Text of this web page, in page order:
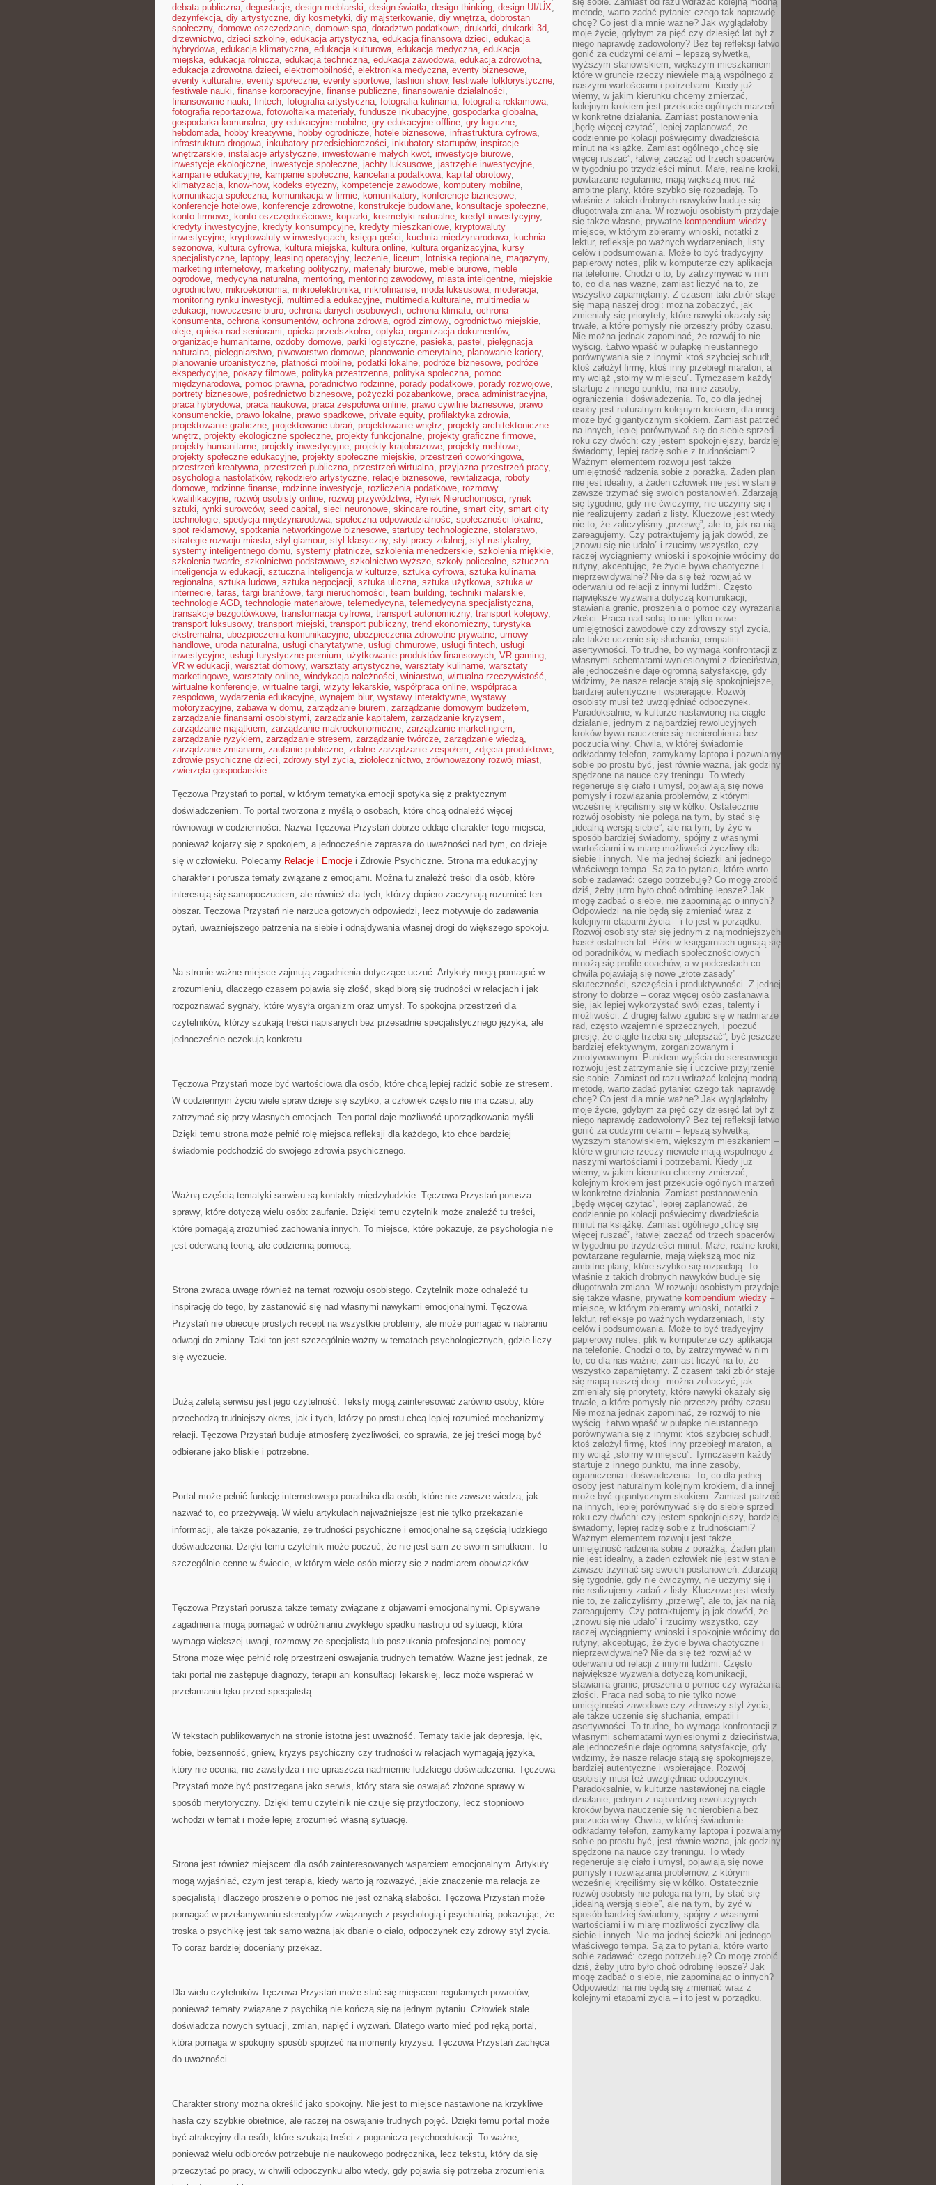
debata publiczna, degustacje, design meblarski, design światła, design thinking, design UI/UX,
dezynfekcja, diy artystyczne, diy kosmetyki, diy majsterkowanie, diy wnętrza, dobrostan
społeczny, domowe oszczędzanie, domowe spa, doradztwo podatkowe, drukarki, drukarki 3d,
drzewnictwo, dzieci szkolne, edukacja artystyczna, edukacja finansowa dzieci, edukacja
hybrydowa, edukacja klimatyczna, edukacja kulturowa, edukacja medyczna, edukacja
miejska, edukacja rolnicza, edukacja techniczna, edukacja zawodowa, edukacja zdrowotna,
edukacja zdrowotna dzieci, elektromobilność, elektronika medyczna, eventy biznesowe,
eventy kulturalne, eventy społeczne, eventy sportowe, fashion show, festiwale folklorystyczne,
festiwale nauki, finanse korporacyjne, finanse publiczne, finansowanie działalności,
finansowanie nauki, fintech, fotografia artystyczna, fotografia kulinarna, fotografia reklamowa,
fotografia reportażowa, fotowoltaika materiały, fundusze inkubacyjne, gospodarka globalna,
gospodarka komunalna, gry edukacyjne mobilne, gry edukacyjne offline, gry logiczne,
hebdomada, hobby kreatywne, hobby ogrodnicze, hotele biznesowe, infrastruktura cyfrowa,
infrastruktura drogowa, inkubatory przedsiębiorczości, inkubatory startupów, inspiracje
wnętrzarskie, instalacje artystyczne, inwestowanie małych kwot, inwestycje biurowe,
inwestycje ekologiczne, inwestycje społeczne, jachty luksusowe, jastrzębie inwestycyjne,
kampanie edukacyjne, kampanie społeczne, kancelaria podatkowa, kapitał obrotowy,
klimatyzacja, know-how, kodeks etyczny, kompetencje zawodowe, komputery mobilne,
komunikacja społeczna, komunikacja w firmie, komunikatory, konferencje biznesowe,
konferencje hotelowe, konferencje zdrowotne, konstrukcje budowlane, konsultacje społeczne,
konto firmowe, konto oszczędnościowe, kopiarki, kosmetyki naturalne, kredyt inwestycyjny,
kredyty inwestycyjne, kredyty konsumpcyjne, kredyty mieszkaniowe, kryptowaluty
inwestycyjne, kryptowaluty w inwestycjach, księga gości, kuchnia międzynarodowa, kuchnia
sezonowa, kultura cyfrowa, kultura miejska, kultura online, kultura organizacyjna, kursy
specjalistyczne, laptopy, leasing operacyjny, leczenie, liceum, lotniska regionalne, magazyny,
marketing internetowy, marketing polityczny, materiały biurowe, meble biurowe, meble
ogrodowe, medycyna naturalna, mentoring, mentoring zawodowy, miasta inteligentne, miejskie
ogrodnictwo, mikroekonomia, mikroelektronika, mikrofinanse, moda luksusowa, moderacja,
monitoring rynku inwestycji, multimedia edukacyjne, multimedia kulturalne, multimedia w
edukacji, nowoczesne biuro, ochrona danych osobowych, ochrona klimatu, ochrona
konsumenta, ochrona konsumentów, ochrona zdrowia, ogród zimowy, ogrodnictwo miejskie,
oleje, opieka nad seniorami, opieka przedszkolna, optyka, organizacja dokumentów,
organizacje humanitarne, ozdoby domowe, parki logistyczne, pasieka, pastel , pielęgnacja
naturalna, pielęgniarstwo, piwowarstwo domowe, planowanie emerytalne, planowanie kariery,
planowanie urbanistyczne, płatności mobilne, podatki lokalne, podróże biznesowe, podróże
ekspedycyjne, pokazy filmowe, polityka przestrzenna, polityka społeczna, pomoc
międzynarodowa, pomoc prawna, poradnictwo rodzinne, porady podatkowe, porady rozwojowe,
portrety biznesowe, pośrednictwo biznesowe, pożyczki pozabankowe, praca administracyjna,
praca hybrydowa, praca naukowa, praca zespołowa online, prawo cywilne biznesowe, prawo
konsumenckie, prawo lokalne, prawo spadkowe, private equity, profilaktyka zdrowia,
projektowanie graficzne, projektowanie ubrań, projektowanie wnętrz, projekty architektoniczne
wnętrz, projekty ekologiczne społeczne, projekty funkcjonalne, projekty graficzne firmowe,
projekty humanitarne, projekty inwestycyjne, projekty krajobrazowe, projekty meblowe,
projekty społeczne edukacyjne, projekty społeczne miejskie, przestrzeń coworkingowa,
przestrzeń kreatywna, przestrzeń publiczna, przestrzeń wirtualna, przyjazna przestrzeń pracy,
psychologia nastolatków, rękodzieło artystyczne, relacje biznesowe, rewitalizacja, roboty
domowe, rodzinne finanse, rodzinne inwestycje, rozliczenia podatkowe, rozmowy
kwalifikacyjne, rozwój osobisty online, rozwój przywództwa, Rynek Nieruchomości, rynek
sztuki, rynki surowców, seed capital , sieci neuronowe, skincare routine, smart city, smart city
technologie, spedycja międzynarodowa, społeczna odpowiedzialność, społeczności lokalne,
spot reklamowy, spotkania networkingowe biznesowe, startupy technologiczne, stolarstwo,
strategie rozwoju miasta, styl glamour, styl klasyczny, styl pracy zdalnej, styl rustykalny,
systemy inteligentnego domu, systemy płatnicze, szkolenia menedżerskie, szkolenia miękkie,
szkolenia twarde, szkolnictwo podstawowe, szkolnictwo wyższe, szkoły policealne, sztuczna
inteligencja w edukacji, sztuczna inteligencja w kulturze, sztuka cyfrowa, sztuka kulinarna
regionalna, sztuka ludowa, sztuka negocjacji, sztuka uliczna, sztuka użytkowa, sztuka w
internecie, taras, targi branżowe, targi nieruchomości, team building, techniki malarskie,
technologie AGD, technologie materiałowe, telemedycyna, telemedycyna specjalistyczna,
transakcje bezgotówkowe, transformacja cyfrowa, transport autonomiczny, transport kolejowy,
transport luksusowy, transport miejski, transport publiczny, trend ekonomiczny, turystyka
ekstremalna, ubezpieczenia komunikacyjne, ubezpieczenia zdrowotne prywatne, umowy
handlowe, uroda naturalna, usługi charytatywne, usługi chmurowe, usługi fintech, usługi
inwestycyjne, usługi turystyczne premium, użytkowanie produktów finansowych, VR gaming,
VR w edukacji, warsztat domowy, warsztaty artystyczne, warsztaty kulinarne, warsztaty
marketingowe, warsztaty online, windykacja należności, winiarstwo, wirtualna rzeczywistość,
wirtualne konferencje, wirtualne targi, wizyty lekarskie, współpraca online, współpraca
zespołowa, wydarzenia edukacyjne, wynajem biur, wystawy interaktywne, wystawy
motoryzacyjne, zabawa w domu, zarządzanie biurem, zarządzanie domowym budżetem,
zarządzanie finansami osobistymi, zarządzanie kapitałem, zarządzanie kryzysem,
zarządzanie majątkiem, zarządzanie makroekonomiczne, zarządzanie marketingiem,
zarządzanie ryzykiem, zarządzanie stresem, zarządzanie twórcze, zarządzanie wiedzą,
zarządzanie zmianami, zaufanie publiczne, zdalne zarządzanie zespołem, zdjęcia produktowe,
zdrowie psychiczne dzieci, zdrowy styl życia, ziołolecznictwo, zrównoważony rozwój miast,
zwierzęta gospodarskie
Tęczowa Przystań to portal, w którym tematyka emocji spotyka się z praktycznym
doświadczeniem. To portal tworzona z myślą o osobach, które chcą odnaleźć więcej
równowagi w codzienności. Nazwa Tęczowa Przystań dobrze oddaje charakter tego miejsca,
ponieważ kojarzy się z spokojem, a jednocześnie zaprasza do uważności nad tym, co dzieje
się w człowieku. Polecamy Relacje i Emocje i Zdrowie Psychiczne. Strona ma edukacyjny
charakter i porusza tematy związane z emocjami. Można tu znaleźć treści dla osób, które
interesują się samopoczuciem, ale również dla tych, którzy dopiero zaczynają rozumieć ten
obszar. Tęczowa Przystań nie narzuca gotowych odpowiedzi, lecz motywuje do zadawania
pytań, uważniejszego patrzenia na siebie i odnajdywania własnej drogi do większego spokoju.
Na stronie ważne miejsce zajmują zagadnienia dotyczące uczuć. Artykuły mogą pomagać w
zrozumieniu, dlaczego czasem pojawia się złość, skąd biorą się trudności w relacjach i jak
rozpoznawać sygnały, które wysyła organizm oraz umysł. To spokojna przestrzeń dla
czytelników, którzy szukają treści napisanych bez przesadnie specjalistycznego języka, ale
jednocześnie oczekują konkretu.
Tęczowa Przystań może być wartościowa dla osób, które chcą lepiej radzić sobie ze stresem.
W codziennym życiu wiele spraw dzieje się szybko, a człowiek często nie ma czasu, aby
zatrzymać się przy własnych emocjach. Ten portal daje możliwość uporządkowania myśli.
Dzięki temu strona może pełnić rolę miejsca refleksji dla każdego, kto chce bardziej
świadomie podchodzić do swojego zdrowia psychicznego.
Ważną częścią tematyki serwisu są kontakty międzyludzkie. Tęczowa Przystań porusza
sprawy, które dotyczą wielu osób: zaufanie. Dzięki temu czytelnik może znaleźć tu treści,
które pomagają zrozumieć zachowania innych. To miejsce, które pokazuje, że psychologia nie
jest oderwaną teorią, ale codzienną pomocą.
Strona zwraca uwagę również na temat rozwoju osobistego. Czytelnik może odnaleźć tu
inspirację do tego, by zastanowić się nad własnymi nawykami emocjonalnymi. Tęczowa
Przystań nie obiecuje prostych recept na wszystkie problemy, ale może pomagać w nabraniu
odwagi do zmiany. Taki ton jest szczególnie ważny w tematach psychologicznych, gdzie liczy
się wyczucie.
Dużą zaletą serwisu jest jego czytelność. Teksty mogą zainteresować zarówno osoby, które
przechodzą trudniejszy okres, jak i tych, którzy po prostu chcą lepiej rozumieć mechanizmy
relacji. Tęczowa Przystań buduje atmosferę życzliwości, co sprawia, że jej treści mogą być
odbierane jako bliskie i potrzebne.
Portal może pełnić funkcję internetowego poradnika dla osób, które nie zawsze wiedzą, jak
nazwać to, co przeżywają. W wielu artykułach najważniejsze jest nie tylko przekazanie
informacji, ale także pokazanie, że trudności psychiczne i emocjonalne są częścią ludzkiego
doświadczenia. Dzięki temu czytelnik może poczuć, że nie jest sam ze swoim smutkiem. To
szczególnie cenne w świecie, w którym wiele osób mierzy się z nadmiarem obowiązków.
Tęczowa Przystań porusza także tematy związane z objawami emocjonalnymi. Opisywane
zagadnienia mogą pomagać w odróżnianiu zwykłego spadku nastroju od sytuacji, która
wymaga większej uwagi, rozmowy ze specjalistą lub poszukania profesjonalnej pomocy.
Strona może więc pełnić rolę przestrzeni oswajania trudnych tematów. Ważne jest jednak, że
taki portal nie zastępuje diagnozy, terapii ani konsultacji lekarskiej, lecz może wspierać w
przełamaniu lęku przed specjalistą.
W tekstach publikowanych na stronie istotna jest uważność. Tematy takie jak depresja, lęk,
fobie, bezsenność, gniew, kryzys psychiczny czy trudności w relacjach wymagają języka,
który nie ocenia, nie zawstydza i nie upraszcza nadmiernie ludzkiego doświadczenia. Tęczowa
Przystań może być postrzegana jako serwis, który stara się oswajać złożone sprawy w
sposób merytoryczny. Dzięki temu czytelnik nie czuje się przytłoczony, lecz stopniowo
wchodzi w temat i może lepiej zrozumieć własną sytuację.
Strona jest również miejscem dla osób zainteresowanych wsparciem emocjonalnym. Artykuły
mogą wyjaśniać, czym jest terapia, kiedy warto ją rozważyć, jakie znaczenie ma relacja ze
specjalistą i dlaczego proszenie o pomoc nie jest oznaką słabości. Tęczowa Przystań może
pomagać w przełamywaniu stereotypów związanych z psychologią i psychiatrią, pokazując, że
troska o psychikę jest tak samo ważna jak dbanie o ciało, odpoczynek czy zdrowy styl życia.
To coraz bardziej doceniany przekaz.
Dla wielu czytelników Tęczowa Przystań może stać się miejscem regularnych powrotów,
ponieważ tematy związane z psychiką nie kończą się na jednym pytaniu. Człowiek stale
doświadcza nowych sytuacji, zmian, napięć i wyzwań. Dlatego warto mieć pod ręką portal,
która pomaga w spokojny sposób spojrzeć na momenty kryzysu. Tęczowa Przystań zachęca
do uważności.
Charakter strony można określić jako spokojny. Nie jest to miejsce nastawione na krzykliwe
hasła czy szybkie obietnice, ale raczej na oswajanie trudnych pojęć. Dzięki temu portal może
być atrakcyjny dla osób, które szukają treści z pogranicza psychoedukacji. To ważne,
ponieważ wielu odbiorców potrzebuje nie naukowego podręcznika, lecz tekstu, który da się
przeczytać po pracy, w chwili odpoczynku albo wtedy, gdy pojawia się potrzeba zrozumienia
metodę, warto zadać pytanie: czego tak naprawdę
chcę? Co jest dla mnie ważne? Jak wyglądałoby
moje życie, gdybym za pięć czy dziesięć lat był z
niego naprawdę zadowolony? Bez tej refleksji łatwo
gonić za cudzymi celami – lepszą sylwetką,
wyższym stanowiskiem, większym mieszkaniem –
które w gruncie rzeczy niewiele mają wspólnego z
naszymi wartościami i potrzebami. Kiedy już
wiemy, w jakim kierunku chcemy zmierzać,
kolejnym krokiem jest przekucie ogólnych marzeń
w konkretne działania. Zamiast postanowienia
„będę więcej czytać”, lepiej zaplanować, że
codziennie po kolacji poświęcimy dwadzieścia
minut na książkę. Zamiast ogólnego „chcę się
więcej ruszać”, łatwiej zacząć od trzech spacerów
w tygodniu po trzydzieści minut. Małe, realne kroki,
powtarzane regularnie, mają większą moc niż
ambitne plany, które szybko się rozpadają. To
właśnie z takich drobnych nawyków buduje się
długotrwała zmiana. W rozwoju osobistym przydaje
się także własne, prywatne kompendium wiedzy –
miejsce, w którym zbieramy wnioski, notatki z
lektur, refleksje po ważnych wydarzeniach, listy
celów i podsumowania. Może to być tradycyjny
papierowy notes, plik w komputerze czy aplikacja
na telefonie. Chodzi o to, by zatrzymywać w nim
to, co dla nas ważne, zamiast liczyć na to, że
wszystko zapamiętamy. Z czasem taki zbiór staje
się mapą naszej drogi: można zobaczyć, jak
zmieniały się priorytety, które nawyki okazały się
trwałe, a które pomysły nie przeszły próby czasu.
Nie można jednak zapominać, że rozwój to nie
wyścig. Łatwo wpaść w pułapkę nieustannego
porównywania się z innymi: ktoś szybciej schudł,
ktoś założył firmę, ktoś inny przebiegł maraton, a
my wciąż „stoimy w miejscu”. Tymczasem każdy
startuje z innego punktu, ma inne zasoby,
ograniczenia i doświadczenia. To, co dla jednej
osoby jest naturalnym kolejnym krokiem, dla innej
może być gigantycznym skokiem. Zamiast patrzeć
na innych, lepiej porównywać się do siebie sprzed
roku czy dwóch: czy jestem spokojniejszy, bardziej
świadomy, lepiej radzę sobie z trudnościami?
Ważnym elementem rozwoju jest także
umiejętność radzenia sobie z porażką. Żaden plan
nie jest idealny, a żaden człowiek nie jest w stanie
zawsze trzymać się swoich postanowień. Zdarzają
się tygodnie, gdy nie ćwiczymy, nie uczymy się i
nie realizujemy zadań z listy. Kluczowe jest wtedy
nie to, że zaliczyliśmy „przerwę”, ale to, jak na nią
zareagujemy. Czy potraktujemy ją jak dowód, że
„znowu się nie udało” i rzucimy wszystko, czy
raczej wyciągniemy wnioski i spokojnie wrócimy do
rutyny, akceptując, że życie bywa chaotyczne i
nieprzewidywalne? Nie da się też rozwijać w
oderwaniu od relacji z innymi ludźmi. Często
największe wyzwania dotyczą komunikacji,
stawiania granic, proszenia o pomoc czy wyrażania
złości. Praca nad sobą to nie tylko nowe
umiejętności zawodowe czy zdrowszy styl życia,
ale także uczenie się słuchania, empatii i
asertywności. To trudne, bo wymaga konfrontacji z
własnymi schematami wyniesionymi z dzieciństwa,
ale jednocześnie daje ogromną satysfakcję, gdy
widzimy, że nasze relacje stają się spokojniejsze,
bardziej autentyczne i wspierające. Rozwój
osobisty musi też uwzględniać odpoczynek.
Paradoksalnie, w kulturze nastawionej na ciągłe
działanie, jednym z najbardziej rewolucyjnych
kroków bywa nauczenie się nicnierobienia bez
poczucia winy. Chwila, w której świadomie
odkładamy telefon, zamykamy laptopa i pozwalamy
sobie po prostu być, jest równie ważna, jak godziny
spędzone na nauce czy treningu. To wtedy
regeneruje się ciało i umysł, pojawiają się nowe
pomysły i rozwiązania problemów, z którymi
wcześniej kręciliśmy się w kółko. Ostatecznie
rozwój osobisty nie polega na tym, by stać się
„idealną wersją siebie”, ale na tym, by żyć w
sposób bardziej świadomy, spójny z własnymi
wartościami i w miarę możliwości życzliwy dla
siebie i innych. Nie ma jednej ścieżki ani jednego
właściwego tempa. Są za to pytania, które warto
sobie zadawać: czego potrzebuję? Co mogę zrobić
dziś, żeby jutro było choć odrobinę lepsze? Jak
mogę zadbać o siebie, nie zapominając o innych?
Odpowiedzi na nie będą się zmieniać wraz z
kolejnymi etapami życia – i to jest w porządku.
Rozwój osobisty stał się jednym z najmodniejszych
haseł ostatnich lat. Półki w księgarniach uginają się
od poradników, w mediach społecznościowych
mnożą się profile coachów, a w podcastach co
chwila pojawiają się nowe „złote zasady”
skuteczności, szczęścia i produktywności. Z jednej
strony to dobrze – coraz więcej osób zastanawia
się, jak lepiej wykorzystać swój czas, talenty i
możliwości. Z drugiej łatwo zgubić się w nadmiarze
rad, często wzajemnie sprzecznych, i poczuć
presję, że ciągle trzeba się „ulepszać”, być jeszcze
bardziej efektywnym, zorganizowanym i
zmotywowanym. Punktem wyjścia do sensownego
rozwoju jest zatrzymanie się i uczciwe przyjrzenie
się sobie. Zamiast od razu wdrażać kolejną modną
metodę, warto zadać pytanie: czego tak naprawdę
chcę? Co jest dla mnie ważne? Jak wyglądałoby
moje życie, gdybym za pięć czy dziesięć lat był z
niego naprawdę zadowolony? Bez tej refleksji łatwo
gonić za cudzymi celami – lepszą sylwetką,
wyższym stanowiskiem, większym mieszkaniem –
które w gruncie rzeczy niewiele mają wspólnego z
naszymi wartościami i potrzebami. Kiedy już
wiemy, w jakim kierunku chcemy zmierzać,
kolejnym krokiem jest przekucie ogólnych marzeń
w konkretne działania. Zamiast postanowienia
„będę więcej czytać”, lepiej zaplanować, że
codziennie po kolacji poświęcimy dwadzieścia
minut na książkę. Zamiast ogólnego „chcę się
więcej ruszać”, łatwiej zacząć od trzech spacerów
w tygodniu po trzydzieści minut. Małe, realne kroki,
powtarzane regularnie, mają większą moc niż
ambitne plany, które szybko się rozpadają. To
właśnie z takich drobnych nawyków buduje się
długotrwała zmiana. W rozwoju osobistym przydaje
się także własne, prywatne kompendium wiedzy –
miejsce, w którym zbieramy wnioski, notatki z
lektur, refleksje po ważnych wydarzeniach, listy
celów i podsumowania. Może to być tradycyjny
papierowy notes, plik w komputerze czy aplikacja
na telefonie. Chodzi o to, by zatrzymywać w nim
to, co dla nas ważne, zamiast liczyć na to, że
wszystko zapamiętamy. Z czasem taki zbiór staje
się mapą naszej drogi: można zobaczyć, jak
zmieniały się priorytety, które nawyki okazały się
trwałe, a które pomysły nie przeszły próby czasu.
Nie można jednak zapominać, że rozwój to nie
wyścig. Łatwo wpaść w pułapkę nieustannego
porównywania się z innymi: ktoś szybciej schudł,
ktoś założył firmę, ktoś inny przebiegł maraton, a
my wciąż „stoimy w miejscu”. Tymczasem każdy
startuje z innego punktu, ma inne zasoby,
ograniczenia i doświadczenia. To, co dla jednej
osoby jest naturalnym kolejnym krokiem, dla innej
może być gigantycznym skokiem. Zamiast patrzeć
na innych, lepiej porównywać się do siebie sprzed
roku czy dwóch: czy jestem spokojniejszy, bardziej
świadomy, lepiej radzę sobie z trudnościami?
Ważnym elementem rozwoju jest także
umiejętność radzenia sobie z porażką. Żaden plan
nie jest idealny, a żaden człowiek nie jest w stanie
zawsze trzymać się swoich postanowień. Zdarzają
się tygodnie, gdy nie ćwiczymy, nie uczymy się i
nie realizujemy zadań z listy. Kluczowe jest wtedy
nie to, że zaliczyliśmy „przerwę”, ale to, jak na nią
zareagujemy. Czy potraktujemy ją jak dowód, że
„znowu się nie udało” i rzucimy wszystko, czy
raczej wyciągniemy wnioski i spokojnie wrócimy do
rutyny, akceptując, że życie bywa chaotyczne i
nieprzewidywalne? Nie da się też rozwijać w
oderwaniu od relacji z innymi ludźmi. Często
największe wyzwania dotyczą komunikacji,
stawiania granic, proszenia o pomoc czy wyrażania
złości. Praca nad sobą to nie tylko nowe
umiejętności zawodowe czy zdrowszy styl życia,
ale także uczenie się słuchania, empatii i
asertywności. To trudne, bo wymaga konfrontacji z
własnymi schematami wyniesionymi z dzieciństwa,
ale jednocześnie daje ogromną satysfakcję, gdy
widzimy, że nasze relacje stają się spokojniejsze,
bardziej autentyczne i wspierające. Rozwój
osobisty musi też uwzględniać odpoczynek.
Paradoksalnie, w kulturze nastawionej na ciągłe
działanie, jednym z najbardziej rewolucyjnych
kroków bywa nauczenie się nicnierobienia bez
poczucia winy. Chwila, w której świadomie
odkładamy telefon, zamykamy laptopa i pozwalamy
sobie po prostu być, jest równie ważna, jak godziny
spędzone na nauce czy treningu. To wtedy
regeneruje się ciało i umysł, pojawiają się nowe
pomysły i rozwiązania problemów, z którymi
wcześniej kręciliśmy się w kółko. Ostatecznie
rozwój osobisty nie polega na tym, by stać się
„idealną wersją siebie”, ale na tym, by żyć w
sposób bardziej świadomy, spójny z własnymi
wartościami i w miarę możliwości życzliwy dla
siebie i innych. Nie ma jednej ścieżki ani jednego
właściwego tempa. Są za to pytania, które warto
sobie zadawać: czego potrzebuję? Co mogę zrobić
dziś, żeby jutro było choć odrobinę lepsze? Jak
mogę zadbać o siebie, nie zapominając o innych?
Odpowiedzi na nie będą się zmieniać wraz z
kolejnymi etapami życia – i to jest w porządku.